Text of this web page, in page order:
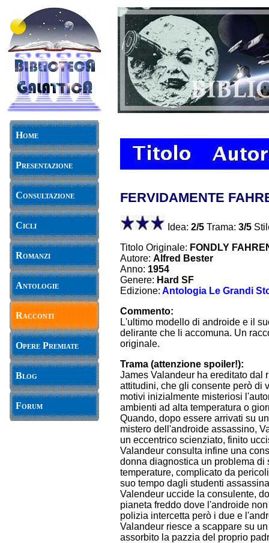
Home
Presentazione
Consultazione
Cicli
Romanzi
Antologie
Racconti
Opere Premiate
Blog
Forum
FERVIDAMENTE
Idea: 2/5 Trama: 3/5
Titolo Originale: FONDLY
Autore: Alfred Bester
Anno: 1954
Genere: Hard SF
Edizione: Antologia Le Grandi
Commento:
L'ultimo modello di androide e il
delirante che li accomuna. Un
originale.
Trama (attenzione spoiler!):
James Valandeur ha ereditato dal
attitudini, che gli consente però di
motivi inizialmente misteriosi
ambienti ad alta temperatura o
Quando, dopo essere arrivati su
mistero dell'androide assassino,
un eccentrico scienziato, finito
Valandeur consulta infine una
donna diagnostica un problema
temperature, complicato da
suo tempo dagli studenti
Valendeur uccide la consulente,
pianeta freddo dove l'androide
polizia intercetta però i due e
Valandeur riesce a scappare su
assorbito la pazzia del proprio